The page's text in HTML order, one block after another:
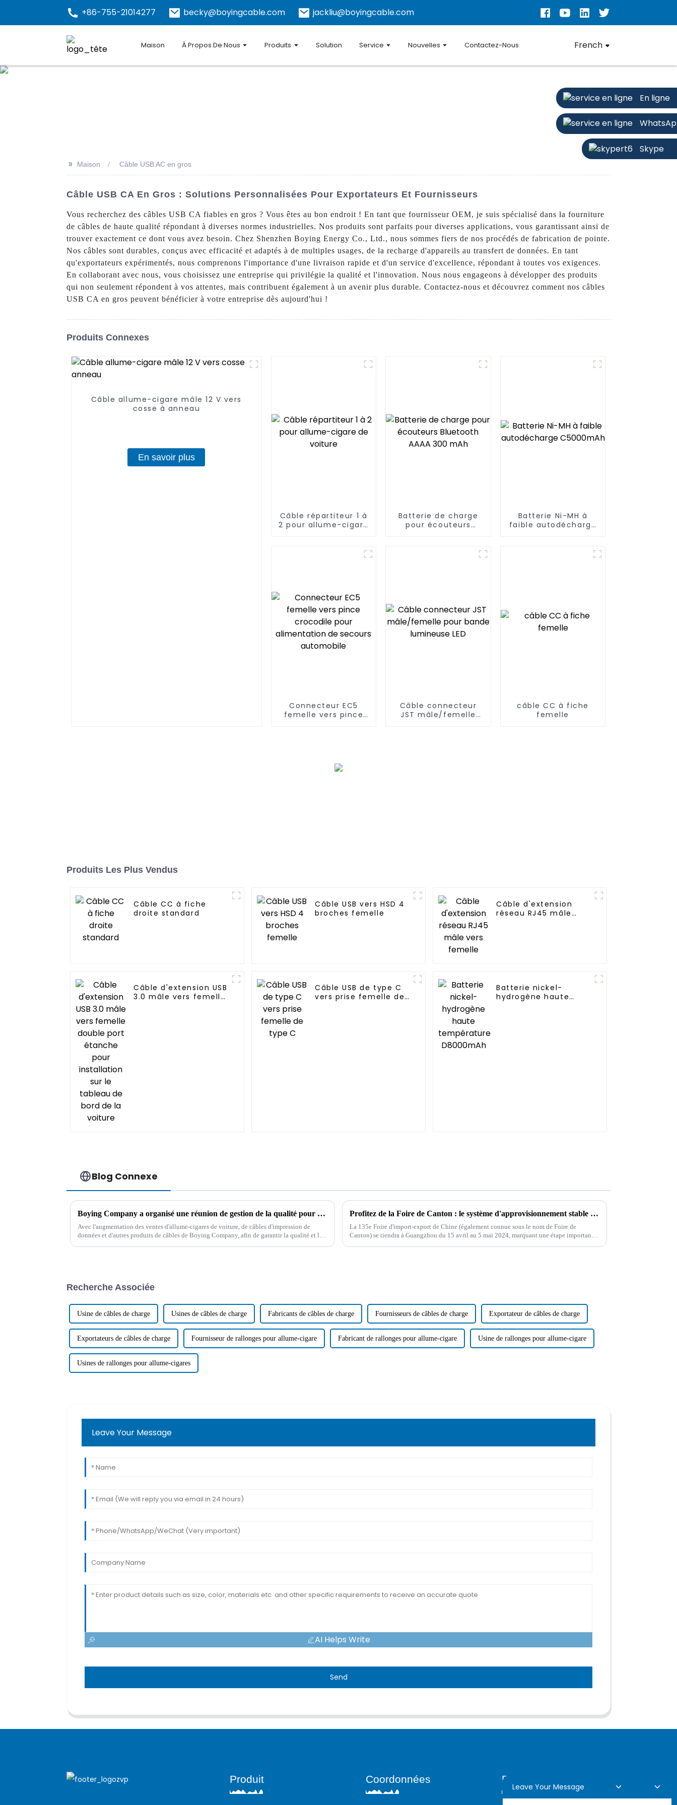
+86-755-21014277 becky@boyingcable.com jackliu@boyingcable.com
Maison À Propos De Nous Produits Solution Service Nouvelles Contactez-Nous French
En ligne
Skype
>> Maison Câble USB AC en gros
Câble USB CA En Gros : Solutions Personnalisées Pour Exportateurs Et Fournisseurs
Vous recherchez des câbles USB CA fiables en gros ? Vous êtes au bon endroit ! En tant que fournisseur OEM, je suis spécialisé dans la fourniture
de câbles de haute qualité répondant à diverses normes industrielles. Nos produits sont parfaits pour diverses applications, vous garantissant ainsi de
trouver exactement ce dont vous avez besoin. Chez Shenzhen Boying Energy Co., Ltd., nous sommes fiers de nos procédés de fabrication de pointe.
Nos câbles sont durables, conçus avec efficacité et adaptés à de multiples usages, de la recharge d'appareils au transfert de données. En tant
qu'exportateurs expérimentés, nous comprenons l'importance d'une livraison rapide et d'un service d'excellence, répondant à toutes vos exigences.
En collaborant avec nous, vous choisissez une entreprise qui privilégie la qualité et l'innovation. Nous nous engageons à développer des produits
qui non seulement répondent à vos attentes, mais contribuent également à un avenir plus durable. Contactez-nous et découvrez comment nos câbles
USB CA en gros peuvent bénéficier à votre entreprise dès aujourd'hui !
Produits Connexes
Câble allume-cigare mâle 12 V vers
cosse à anneau
En savoir plus
Câble répartiteur 1 à
2 pour allume-cigare
Batterie de charge
pour écouteurs
Batterie Ni-MH à
faible autodécharge
Connecteur EC5
femelle vers pince
Câble connecteur
JST mâle/femelle
câble CC à fiche
femelle
Produits Les Plus Vendus
Câble CC à fiche
droite standard
Câble USB vers HSD 4
broches femelle
Câble d'extension
réseau RJ45 mâle
Câble d'extension USB
3.0 mâle vers femelle
Câble USB de type C
vers prise femelle de
Batterie nickel-
hydrogène haute
Blog Connexe
Boying Company a organisé une réunion de gestion de la qualité pour souligner les avantages de qualité des produits de câble
Avec l'augmentation des ventes d'allume-cigares de voiture, de câbles d'impression de
données et d'autres produits de câbles de Boying Company, afin de garantir la qualité et le
Profitez de la Foire de Canton : le système d'approvisionnement stable et les solutions de matières premières de Boying
La 135e Foire d'import-export de Chine (également connue sous le nom de Foire de
Canton) se tiendra à Guangzhou du 15 avril au 5 mai 2024, marquant une étape importante
Recherche Associée
Usine de câbles de charge Usines de câbles de charge Fabricants de câbles de charge Fournisseurs de câbles de charge Exportateur de câbles de charge
Exportateurs de câbles de charge Fournisseur de rallonges pour allume-cigare Fabricant de rallonges pour allume-cigare Usine de rallonges pour allume-cigare
Usines de rallonges pour allume-cigares
Leave Your Message
AI Helps Write
Send
Produit Coordonnées Demande En Ligne
Leave Your Message